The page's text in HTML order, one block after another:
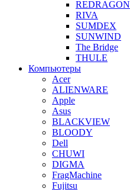
REDRAGON
RIVA
SUMDEX
SUNWIND
The Bridge
THULE
Компьютеры
Acer
ALIENWARE
Apple
Asus
BLACKVIEW
BLOODY
Dell
CHUWI
DIGMA
FragMachine
Fujitsu